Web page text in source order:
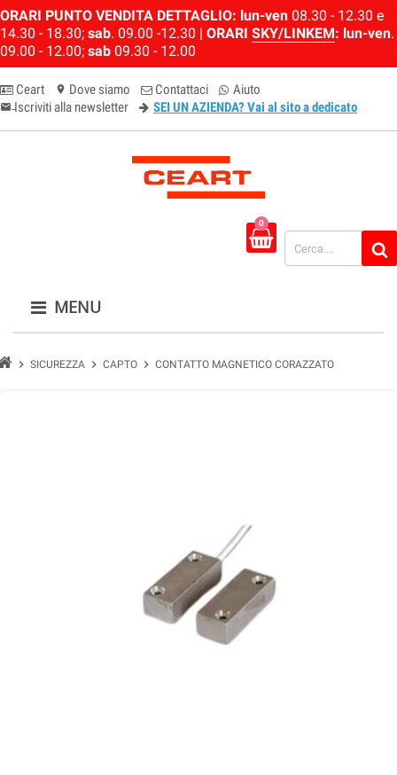
ORARI PUNTO VENDITA DETTAGLIO: lun-ven 08.30 - 12.30 e
14.30 - 18.30; sab. 09.00 -12.30 | ORARI SKY/LINKEM: lun-ven.
09.00 - 12.00; sab 09.30 - 12.00
Ceart location_on Dove siamo Contattaci Aiuto
email-newsletter
Iscriviti alla newsletter SEI UN AZIENDA? Vai al sito a dedicato
0
MENU
chevron_right SICUREZZA chevron_right CAPTO chevron_right CONTATTO MAGNETICO CORAZZATO